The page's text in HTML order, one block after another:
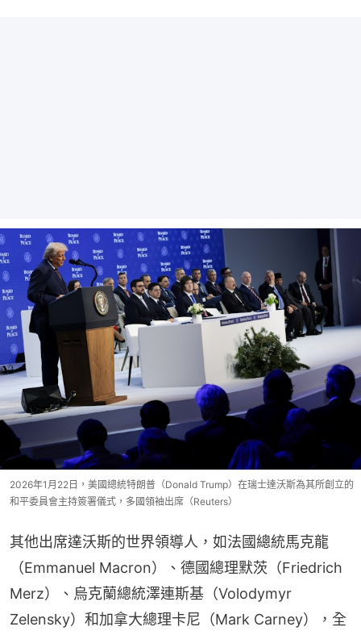
2026年1月22日，美國總統特朗普（Donald Trump）在瑞士達沃斯為其所創立的
和平委員會主持簽署儀式，多國領袖出席（Reuters）
其他出席達沃斯的世界領導人，如法國總統馬克龍
（Emmanuel Macron）、德國總理默茨（Friedrich
Merz）、烏克蘭總統澤連斯基（Volodymyr
Zelensky）和加拿大總理卡尼（Mark Carney），全